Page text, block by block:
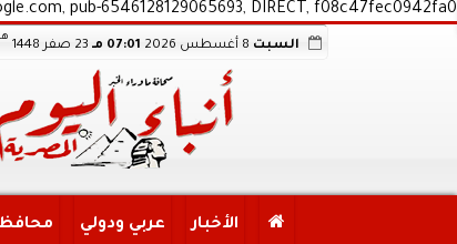
pub-6546128129065693, DIRECT, f08c47fec0942fa0
السبت 07:01 مـ 23 صفر 1448
هـ
الأخبار عربي ودولي